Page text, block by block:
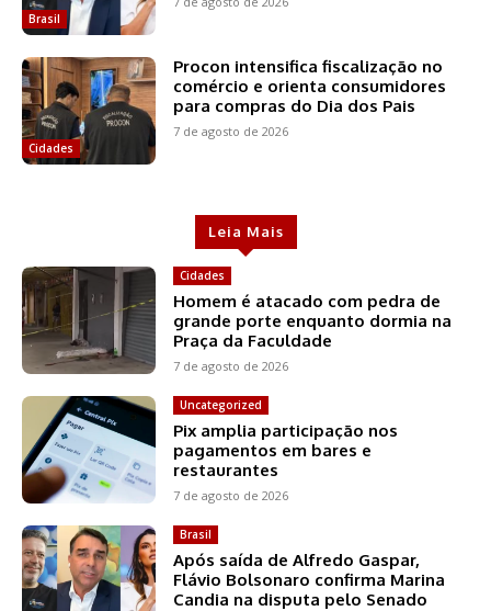
Brasil
Cidades
Procon intensifica fiscalização no
comércio e orienta consumidores
para compras do Dia dos Pais
7 de agosto de 2026
Leia Mais
Cidades
Homem é atacado com pedra de
grande porte enquanto dormia na
Praça da Faculdade
7 de agosto de 2026
Uncategorized
Pix amplia participação nos
pagamentos em bares e
restaurantes
7 de agosto de 2026
Brasil
Após saída de Alfredo Gaspar,
Flávio Bolsonaro confirma Marina
Candia na disputa pelo Senado